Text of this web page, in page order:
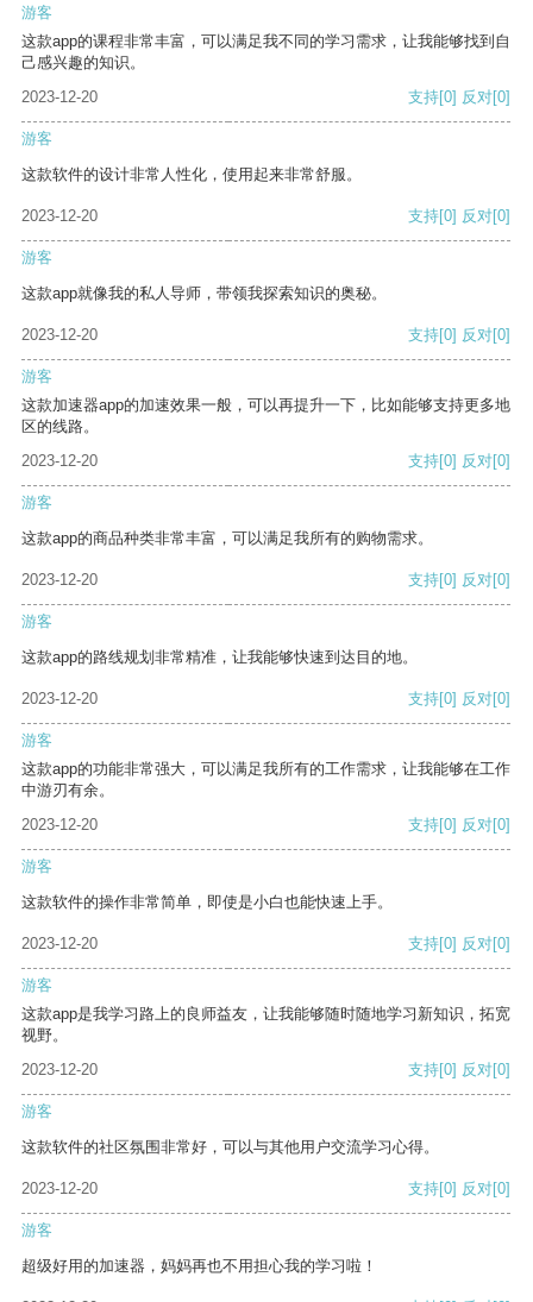
游客
这款app的课程非常丰富，可以满足我不同的学习需求，让我能够找到自
己感兴趣的知识。
2023-12-20
支持[0] 反对[0]
游客
这款软件的设计非常人性化，使用起来非常舒服。
2023-12-20 支持[0] 反对[0]
游客
这款app就像我的私人导师，带领我探索知识的奥秘。
2023-12-20 支持[0] 反对[0]
游客
这款加速器app的加速效果一般，可以再提升一下，比如能够支持更多地
区的线路。
2023-12-20
支持[0] 反对[0]
游客
这款app的商品种类非常丰富，可以满足我所有的购物需求。
2023-12-20 支持[0] 反对[0]
游客
这款app的路线规划非常精准，让我能够快速到达目的地。
2023-12-20 支持[0] 反对[0]
游客
这款app的功能非常强大，可以满足我所有的工作需求，让我能够在工作
中游刃有余。
2023-12-20
支持[0] 反对[0]
游客
这款软件的操作非常简单，即使是小白也能快速上手。
2023-12-20 支持[0] 反对[0]
游客
这款app是我学习路上的良师益友，让我能够随时随地学习新知识，拓宽
视野。
2023-12-20
支持[0] 反对[0]
游客
这款软件的社区氛围非常好，可以与其他用户交流学习心得。
2023-12-20 支持[0] 反对[0]
游客
超级好用的加速器，妈妈再也不用担心我的学习啦！